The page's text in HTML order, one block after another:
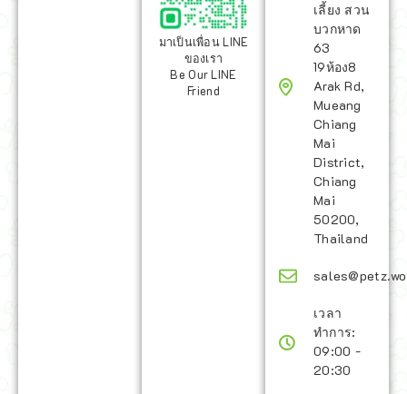
มาเป็นเพื่อน LINE
ของเรา
Be Our LINE
Friend
เลี้ยง สวน
บวกหาด
63
19ห้อง8
Arak Rd,
Mueang
Chiang
Mai
District,
Chiang
Mai
50200,
Thailand
เวลา
ทำการ:
09:00 -
20:30